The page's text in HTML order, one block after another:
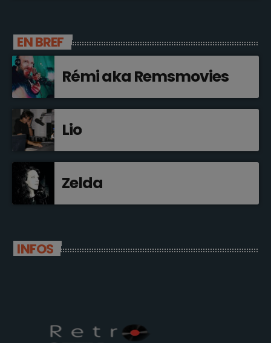
EN BREF
Rémi aka Remsmovies
Lio
Zelda
INFOS